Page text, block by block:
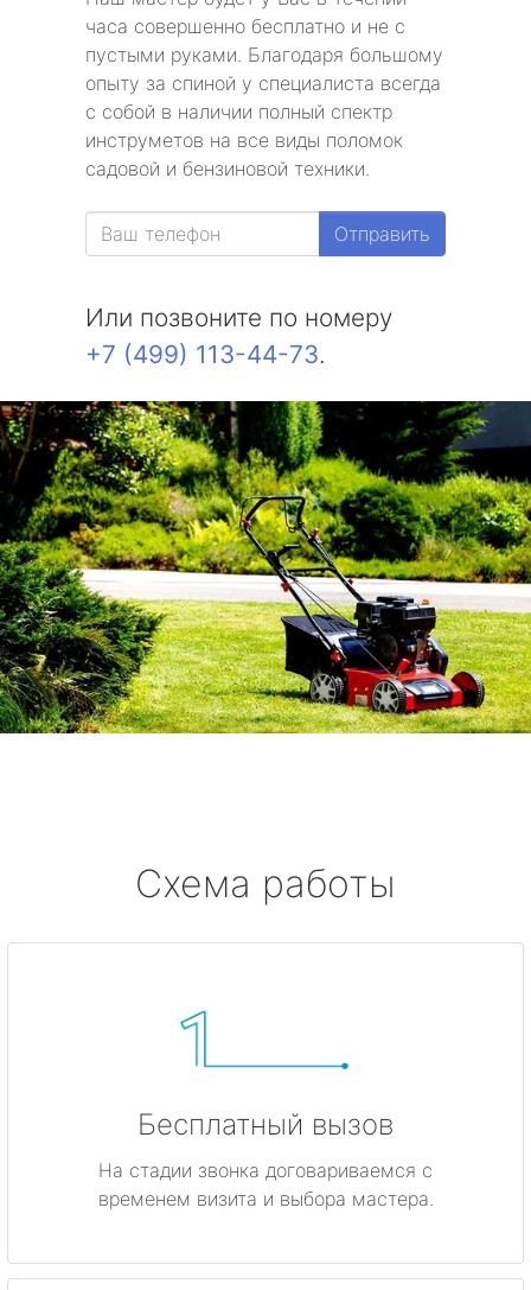
часа совершенно бесплатно и не с
пустыми руками. Благодаря большому
опыту за спиной у специалиста всегда
с собой в наличии полный спектр
инструметов на все виды поломок
садовой и бензиновой техники.
Отправить
Или позвоните по номеру
+7 (499) 113-44-73.
Схема работы
Бесплатный вызов
На стадии звонка договариваемся с
временем визита и выбора мастера.